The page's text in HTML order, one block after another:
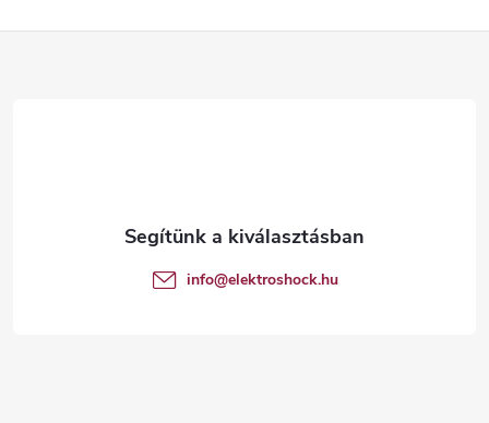
info@elektroshock.hu